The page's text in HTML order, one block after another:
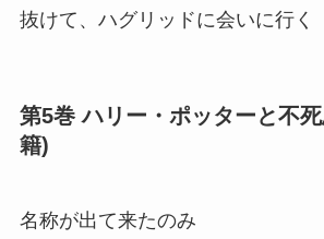
抜けて、ハグリッドに会いに行く
第5巻 ハリー・ポッターと不
籍)
名称が出て来たのみ